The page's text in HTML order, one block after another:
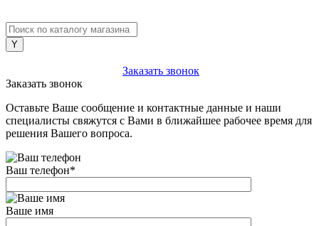
Заказать звонок
Заказать звонок
Оставьте Ваше сообщение и контактные данные и наши
специалисты свяжутся с Вами в ближайшее рабочее время для
решения Вашего вопроса.
Ваш телефон*
Ваше имя